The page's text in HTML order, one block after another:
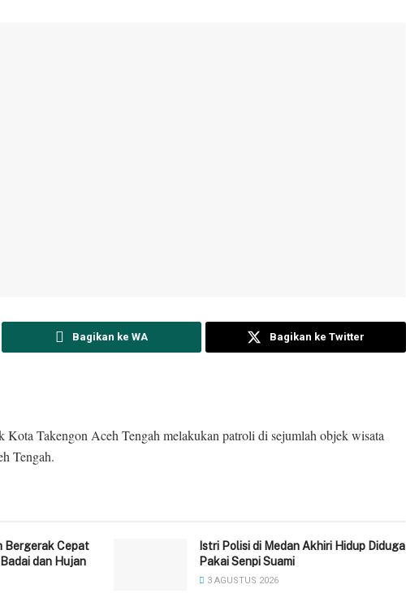
Bagikan ke WA Bagikan ke Twitter
Kota Takengon Aceh Tengah melakukan patroli di sejumlah objek wisata
Tengah.
Bergerak Cepat
dan Hujan
‎Istri Polisi di Medan Akhiri Hidup Diduga
Pakai Senpi Suami
3 AGUSTUS 2026